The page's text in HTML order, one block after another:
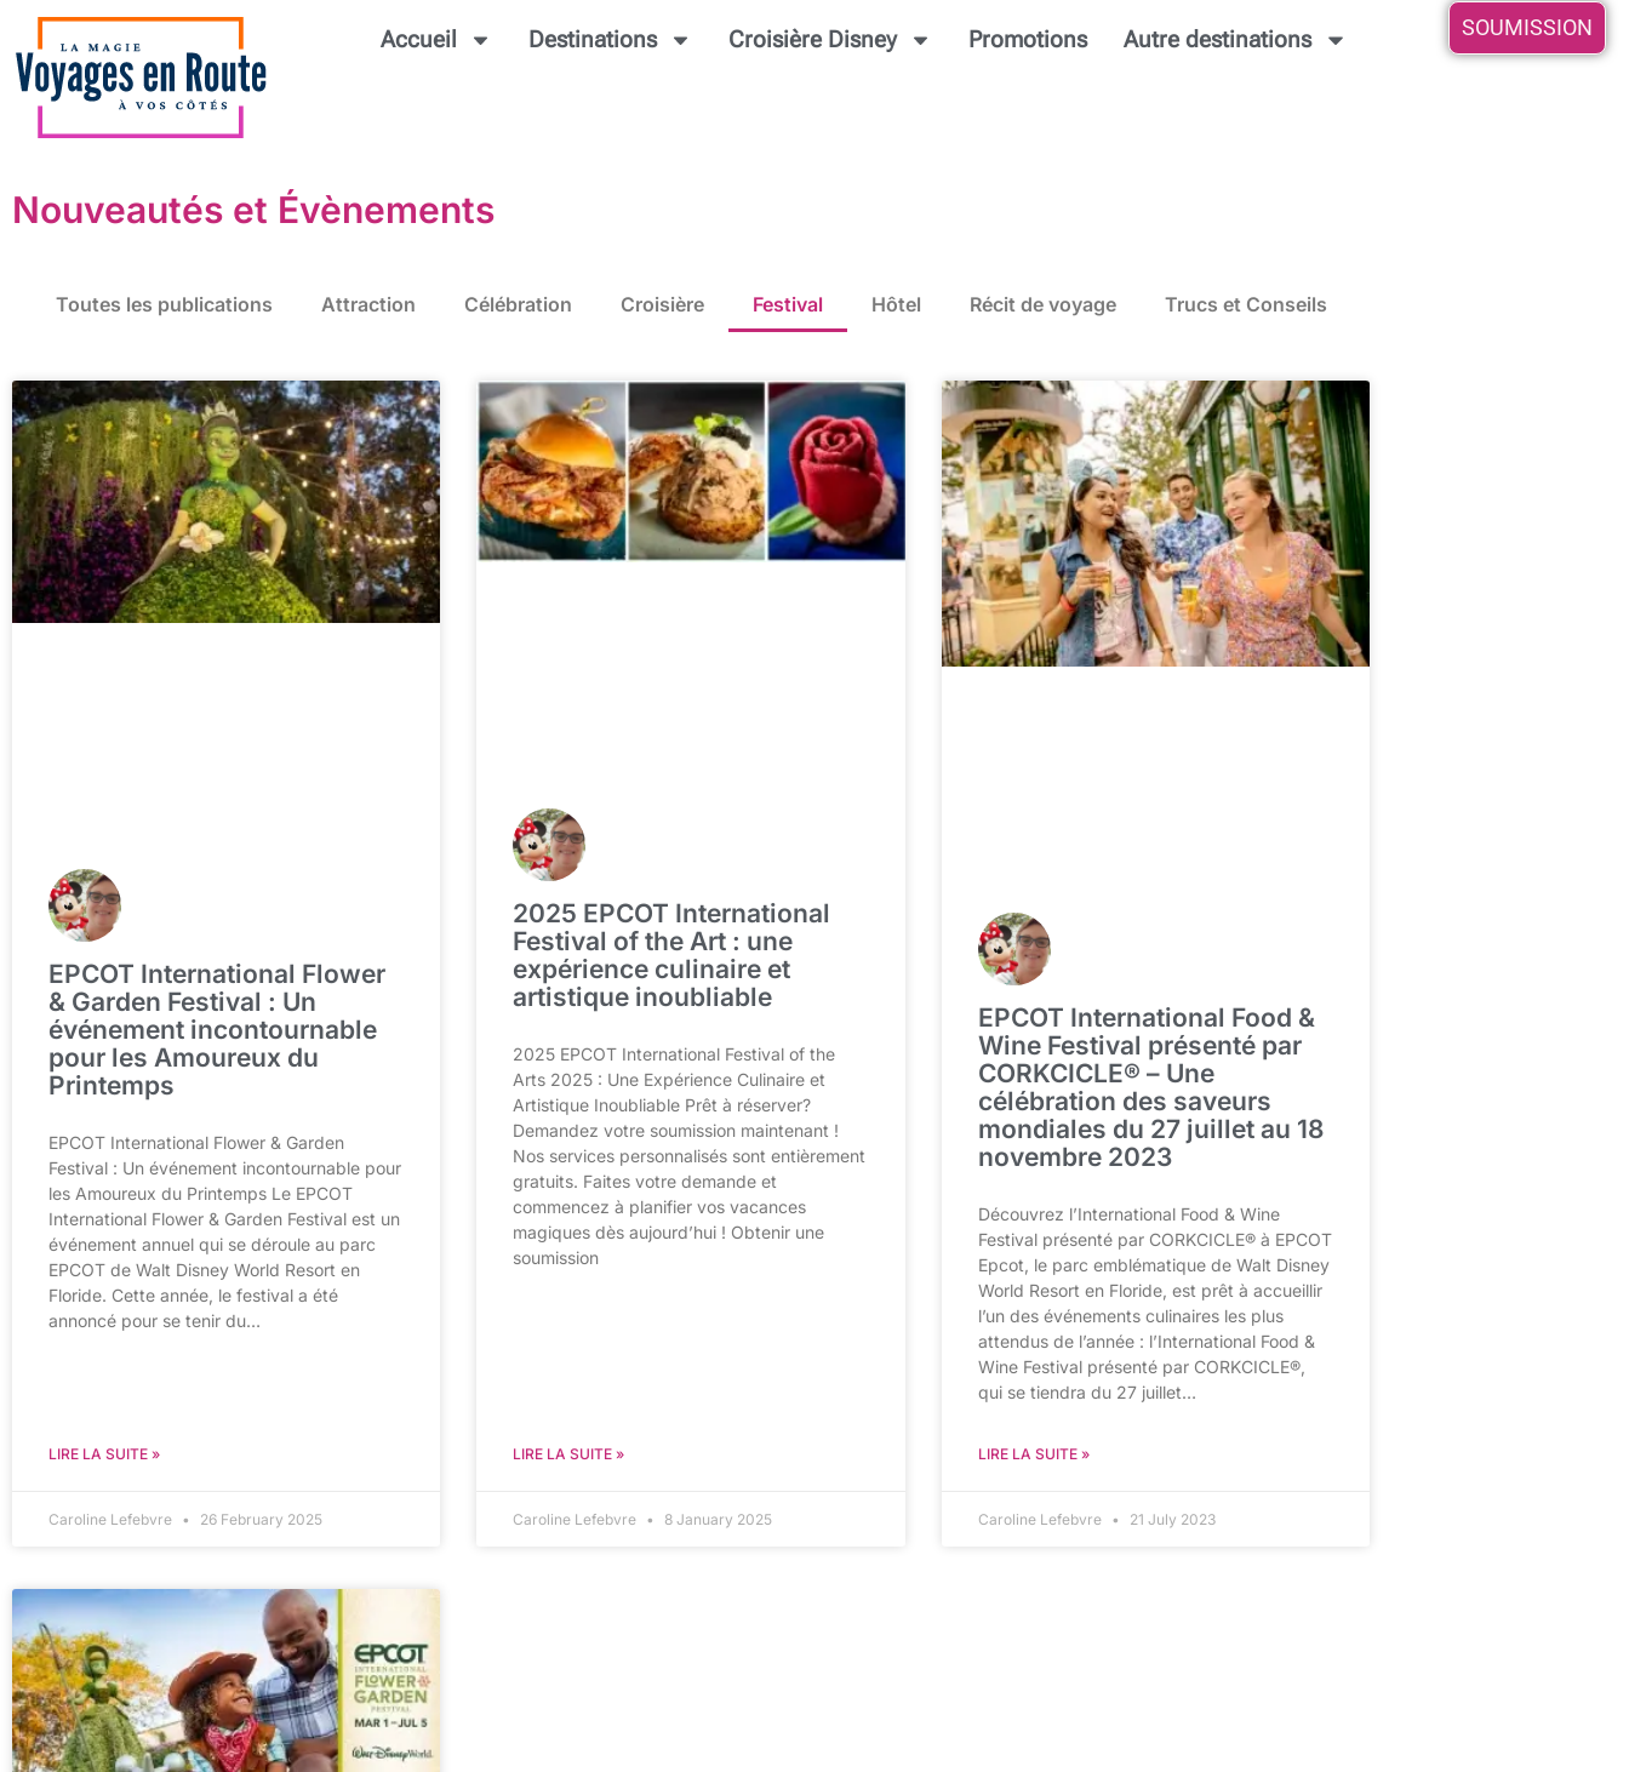
Accueil Destinations Croisière Disney Promotions Autre destinations SOUMISSION
Nouveautés et Évènements
Toutes les publications Attraction Célébration Croisière Festival Hôtel Récit de voyage Trucs et Conseils
EPCOT International Flower
& Garden Festival : Un
événement incontournable
pour les Amoureux du
Printemps
EPCOT International Flower & Garden
Festival : Un événement incontournable pour
les Amoureux du Printemps Le EPCOT
International Flower & Garden Festival est un
événement annuel qui se déroule au parc
EPCOT de Walt Disney World Resort en
Floride. Cette année, le festival a été
annoncé pour se tenir du…
LIRE LA SUITE »
Caroline Lefebvre 26 February 2025
2025 EPCOT International
Festival of the Art : une
expérience culinaire et
artistique inoubliable
2025 EPCOT International Festival of the
Arts 2025 : Une Expérience Culinaire et
Artistique Inoubliable Prêt à réserver?
Demandez votre soumission maintenant !
Nos services personnalisés sont entièrement
gratuits. Faites votre demande et
commencez à planifier vos vacances
magiques dès aujourd’hui ! Obtenir une
soumission
LIRE LA SUITE »
Caroline Lefebvre 8 January 2025
EPCOT International Food &
Wine Festival présenté par
CORKCICLE® – Une
célébration des saveurs
mondiales du 27 juillet au 18
novembre 2023
Découvrez l’International Food & Wine
Festival présenté par CORKCICLE® à EPCOT
Epcot, le parc emblématique de Walt Disney
World Resort en Floride, est prêt à accueillir
l’un des événements culinaires les plus
attendus de l’année : l’International Food &
Wine Festival présenté par CORKCICLE®,
qui se tiendra du 27 juillet…
LIRE LA SUITE »
Caroline Lefebvre 21 July 2023